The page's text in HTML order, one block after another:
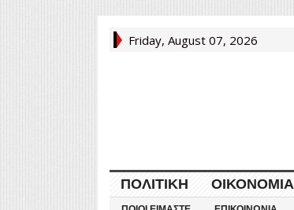
Friday, August 07, 2026
ΠΟΛΙΤΙΚΉ ΟΙΚΟΝΟΜΊΑ